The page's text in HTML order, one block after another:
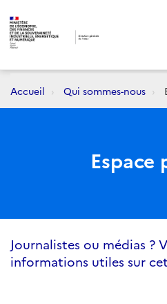
Accueil Qui sommes-nous
Espace
Journalistes ou médias ?
informations utiles sur